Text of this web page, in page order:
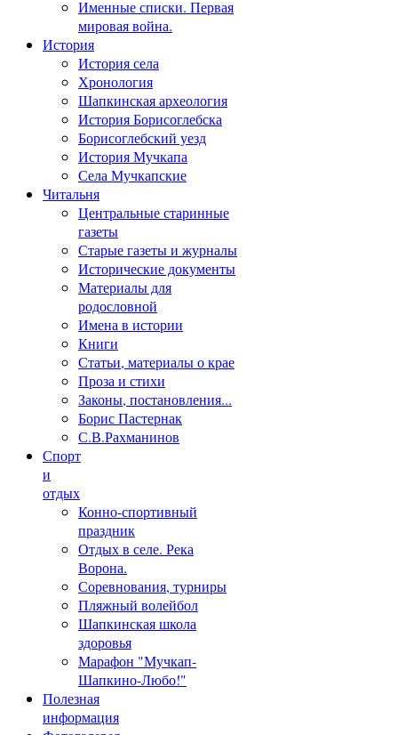
Именные списки. Первая
мировая война.
История
История села
Хронология
Шапкинская археология
История Борисоглебска
Борисоглебский уезд
История Мучкапа
Села Мучкапские
Читальня
Центральные старинные
газеты
Старые газеты и журналы
Исторические документы
Материалы для
родословной
Имена в истории
Книги
Статьи, материалы о крае
Проза и стихи
Законы, постановления...
Борис Пастернак
С.В.Рахманинов
Спорт
и
отдых
Конно-спортивный
праздник
Отдых в селе. Река
Ворона.
Соревнования, турниры
Пляжный волейбол
Шапкинская школа
здоровья
Марафон "Мучкап-
Шапкино-Любо!"
Полезная
информация